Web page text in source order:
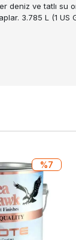
deniz ve tatlı
3.785 L (1 US
%7